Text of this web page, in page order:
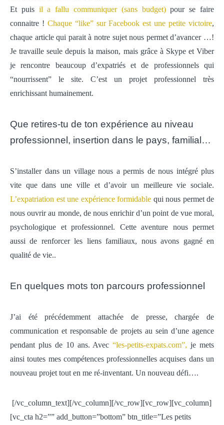
Et puis il a fallu communiquer (sans budget)pour se faire
connaitre ! Chaque “like” sur Facebook est une petite victoire,
chaque article qui parait à notre sujet nous permet d’avancer …!
Je travaille seule depuis la maison, mais grâce à Skype et Viber
je rencontre beaucoup d’expatriés et de professionnels qui
“nourrissent” le site. C’est un projet professionnel très
enrichissant humainement.
Que retires-tu de ton expérience au niveau
professionnel, insertion dans le pays, familial…
S’installer dans un village nous a permis de nous intégré plus
vite que dans une ville et d’avoir un meilleure vie sociale.
L’expatriation est une expérience formidable qui nous permet de
nous ouvrir au monde, de nous enrichir d’un point de vue moral,
psychologique et professionnel. Cette aventure nous permet
aussi de renforcer les liens familiaux, nous avons gagné en
qualité de vie..
En quelques mots ton parcours professionnel
J’ai été précédemment attachée de presse, chargée de
communication et responsable de projets au sein d’une agence
pendant plus de 10 ans. Avec“les-petits-expats.com”, je mets
ainsi toutes mes compétences professionnelles acquises dans un
nouveau projet tout en me ré-inventant. Un nouveau défi….
[/vc_column_text][/vc_column][/vc_row][vc_row][vc_column]
[vc_cta h2=”” add_button=”bottom” btn_title=”Les petits